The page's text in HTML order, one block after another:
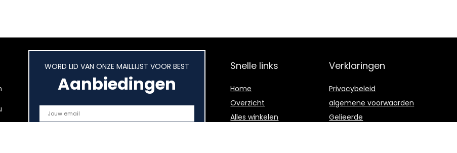
WORD LID VAN ONZE MAILLIJST VOOR BEST
Aanbiedingen
Snelle links
Home
Overzicht
Alles winkelen
Verklaringen
Privacybeleid
algemene voorwaarden
Gelieerde